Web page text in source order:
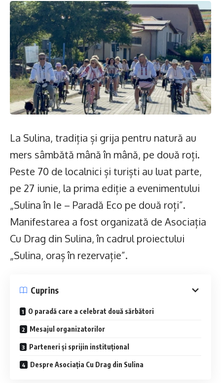
La Sulina, tradiția și grija pentru natură au
mers sâmbătă mână în mână, pe două roți.
Peste 70 de localnici și turiști au luat parte,
pe 27 iunie, la prima ediție a evenimentului
„Sulina în Ie – Paradă Eco pe două roți”.
Manifestarea a fost organizată de Asociația
Cu Drag din Sulina, în cadrul proiectului
„Sulina, oraș în rezervație”.
Cuprins
O paradă care a celebrat două sărbători
Mesajul organizatorilor
Parteneri și sprijin instituțional
Despre Asociația Cu Drag din Sulina